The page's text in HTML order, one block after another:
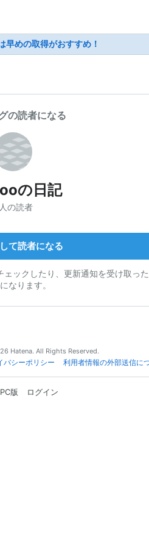
早めの取得がおすすめ！
の読者になる
の日記
の読者
て読者になる
ックしたり、更新通知を受け取っ
なります。
Hatena. All Rights Reserved.
バシーポリシー 利用者情報の外部送信に
PC版 ログイン